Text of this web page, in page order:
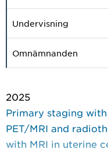
Undervisning
Omnämnanden
2025
Primary staging
PET/MRI and
with MRI in uterine